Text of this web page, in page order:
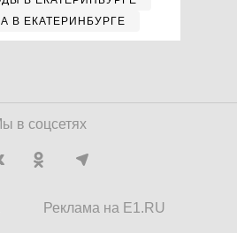
В ЕКАТЕРИНБУРГЕ
в соцсетях
Реклама на E1.RU